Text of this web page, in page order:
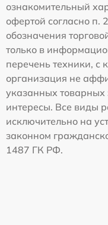
ознакомительный
офертой согласно п.
обозначения
только в
перечень техники, с
организация не
указанных товарных
интересы. Все виды
исключительно на
законном
1487 ГК РФ.